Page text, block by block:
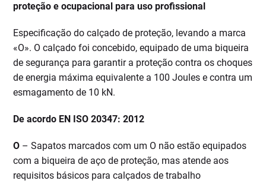
proteção e ocupacional para uso profissional
Especificação do calçado de proteção, levando a marca
«O». O calçado foi concebido, equipado de uma biqueira
de segurança para garantir a proteção contra os choques
de energia máxima equivalente a 100 Joules e contra um
esmagamento de 10 kN.
De acordo EN ISO 20347: 2012
O – Sapatos marcados com um O não estão equipados
com a biqueira de aço de proteção, mas atende aos
requisitos básicos para calçados de trabalho